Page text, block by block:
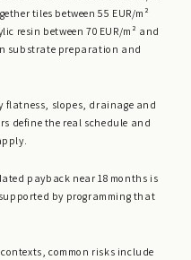
tiles between 55 EUR/m²
resin between 70 EUR/m² and
substrate preparation and
flatness, slopes, drainage and
define the real schedule and
payback near 18 months is
by programming that
common risks include